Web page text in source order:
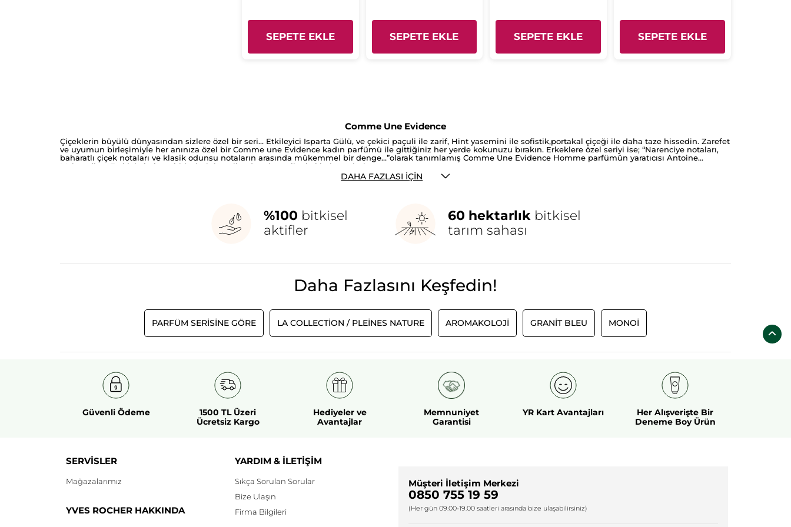
SEPETE EKLE SEPETE EKLE SEPETE EKLE SEPETE EKLE
Comme Une Evidence
Çiçeklerin büyülü dünyasından sizlere özel bir seri… Etkileyici Isparta Gülü, ve çekici paçuli ile zarif, Hint yasemini ile sofistik,portakal çiçeği ile daha taze hissedin. Zarefet
ve uyumun birleşimiyle her anınıza özel bir Comme une Evidence kadın parfümü ile gittiğiniz her yerde kokunuzu bırakın. Erkeklere özel seriyi ise; “Narenciye notaları,
baharatlı çiçek notaları ve klasik odunsu notaların arasında mükemmel bir denge…”olarak tanımlamış Comme Une Evidence Homme parfümün yaratıcısı Antoine
Maisondieu. Farklı kokuların birleşimini tercih eden dengeli erkeklerin seçimi…
DAHA FAZLASI İÇIN
%100 bitkisel
aktifler
60 hektarlıkbitkisel
tarım sahası
Daha Fazlasını Keşfedin!
PARFÜM SERİSİNE GÖRE LA COLLECTION / PLEINES NATURE AROMAKOLOJI GRANIT BLEU MONOI
Güvenli Ödeme
1500 TL Üzeri
Ücretsiz Kargo
Hediyeler ve
Avantajlar
Memnuniyet
Garantisi
YR Kart Avantajları
Her Alışverişte Bir
Deneme Boy Ürün
SERVİSLER
Mağazalarımız
YVES ROCHER HAKKINDA
YARDIM & İLETİŞİM
Sıkça Sorulan Sorular
Bize Ulaşın
Firma Bilgileri
Müşteri İletişim Merkezi
0850 755 19 59
(Her gün 09.00-19.00 saatleri arasında bize ulaşabilirsiniz)